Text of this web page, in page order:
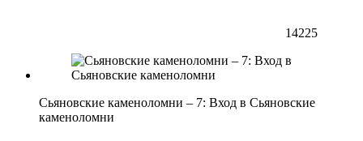
14225
Сьяновские каменоломни – 7: Вход в Сьяновские
каменоломни